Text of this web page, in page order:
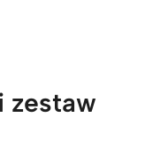
zestaw